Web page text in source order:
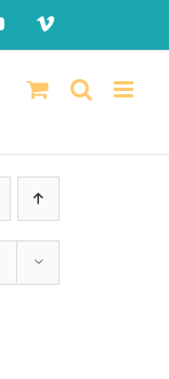
YouTubeVimeo